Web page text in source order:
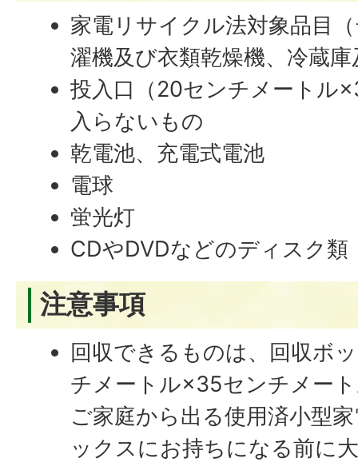
家電リサイクル法対象品目
濯機及び衣類乾燥機、冷蔵
投入口（20センチメートル
入らないもの
乾電池、充電式電池
電球
蛍光灯
CDやDVDなどのディスク類
注意事項
回収できるものは、回収ボ
チメートル×35センチメー
ご家庭から出る使用済小型
ックスにお持ちになる前に